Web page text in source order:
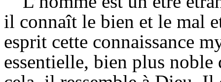
il connaît le bien et le mal
esprit cette connaissance
essentielle, bien plus noble